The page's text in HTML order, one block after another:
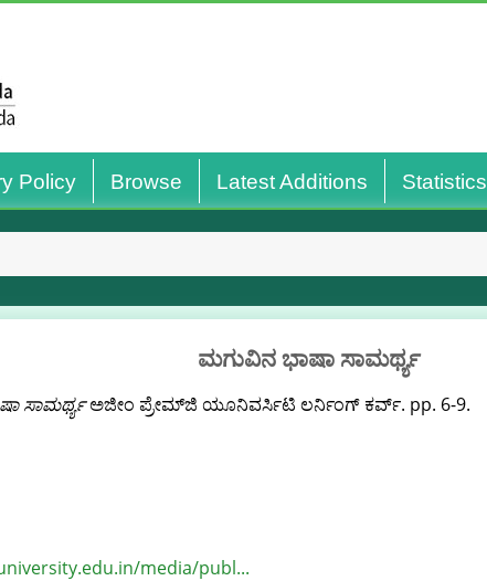
Policy Browse Latest Additions Statistics
ಮಗುವಿನ ಭಾಷಾ ಸಾಮರ್ಥ್ಯ
ಸಾಮರ್ಥ್ಯಅಜೀಂ ಪ್ರೇಮ್‌ಜಿ ಯೂನಿವರ್ಸಿಟಿ ಲರ್ನಿಂಗ್ ಕರ್ವ್. pp. 6-9.
media/publ...